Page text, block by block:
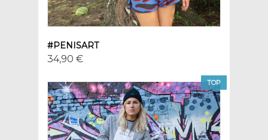
#PENISART
34,90 €
TOP